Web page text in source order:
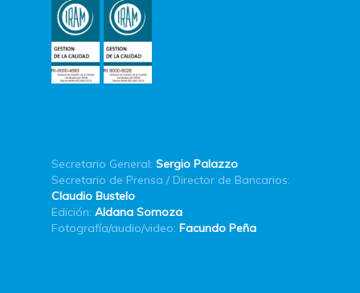
Secretario General: Sergio Palazzo
Secretario de Prensa / Director de Bancarios:
Claudio Bustelo
Edición: Aldana Somoza
Fotografía/audio/video: Facundo Peña